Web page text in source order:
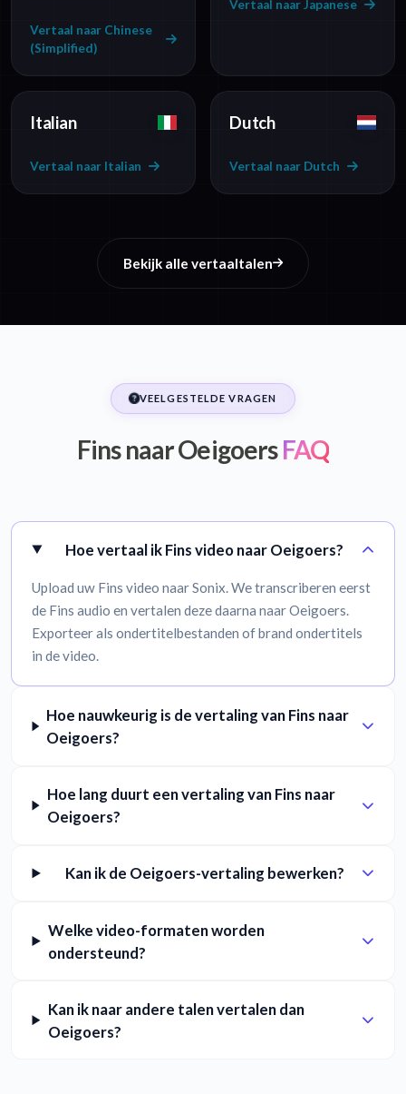
Vertaal naar Chinese
(Simplified)
Vertaal naar Japanese
Italian
Vertaal naar Italian
Dutch
Vertaal naar Dutch
Bekijk alle vertaaltalen
VEELGESTELDE VRAGEN
Fins naar OeigoersFAQ
Hoe vertaal ik Fins video naar Oeigoers?
Upload uw Fins video naar Sonix. We transcriberen eerst
de Fins audio en vertalen deze daarna naar Oeigoers.
Exporteer als ondertitelbestanden of brand ondertitels
in de video.
Hoe nauwkeurig is de vertaling van Fins naar
Oeigoers?
Hoe lang duurt een vertaling van Fins naar
Oeigoers?
Kan ik de Oeigoers-vertaling bewerken?
Welke video-formaten worden
ondersteund?
Kan ik naar andere talen vertalen dan
Oeigoers?